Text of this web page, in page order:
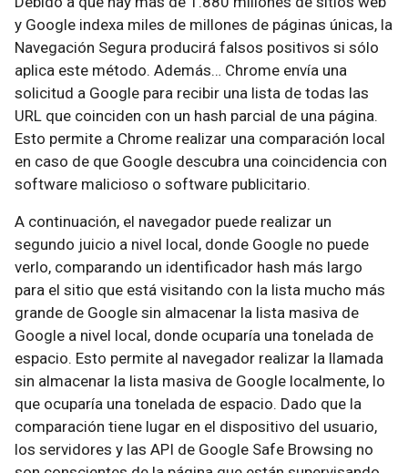
y Google indexa miles de millones de páginas únicas, la
Navegación Segura producirá falsos positivos si sólo
aplica este método. Además… Chrome envía una
solicitud a Google para recibir una lista de todas las
URL que coinciden con un hash parcial de una página.
Esto permite a Chrome realizar una comparación local
en caso de que Google descubra una coincidencia con
software malicioso o software publicitario.
A continuación, el navegador puede realizar un
segundo juicio a nivel local, donde Google no puede
verlo, comparando un identificador hash más largo
para el sitio que está visitando con la lista mucho más
grande de Google sin almacenar la lista masiva de
Google a nivel local, donde ocuparía una tonelada de
espacio. Esto permite al navegador realizar la llamada
sin almacenar la lista masiva de Google localmente, lo
que ocuparía una tonelada de espacio. Dado que la
comparación tiene lugar en el dispositivo del usuario,
los servidores y las API de Google Safe Browsing no